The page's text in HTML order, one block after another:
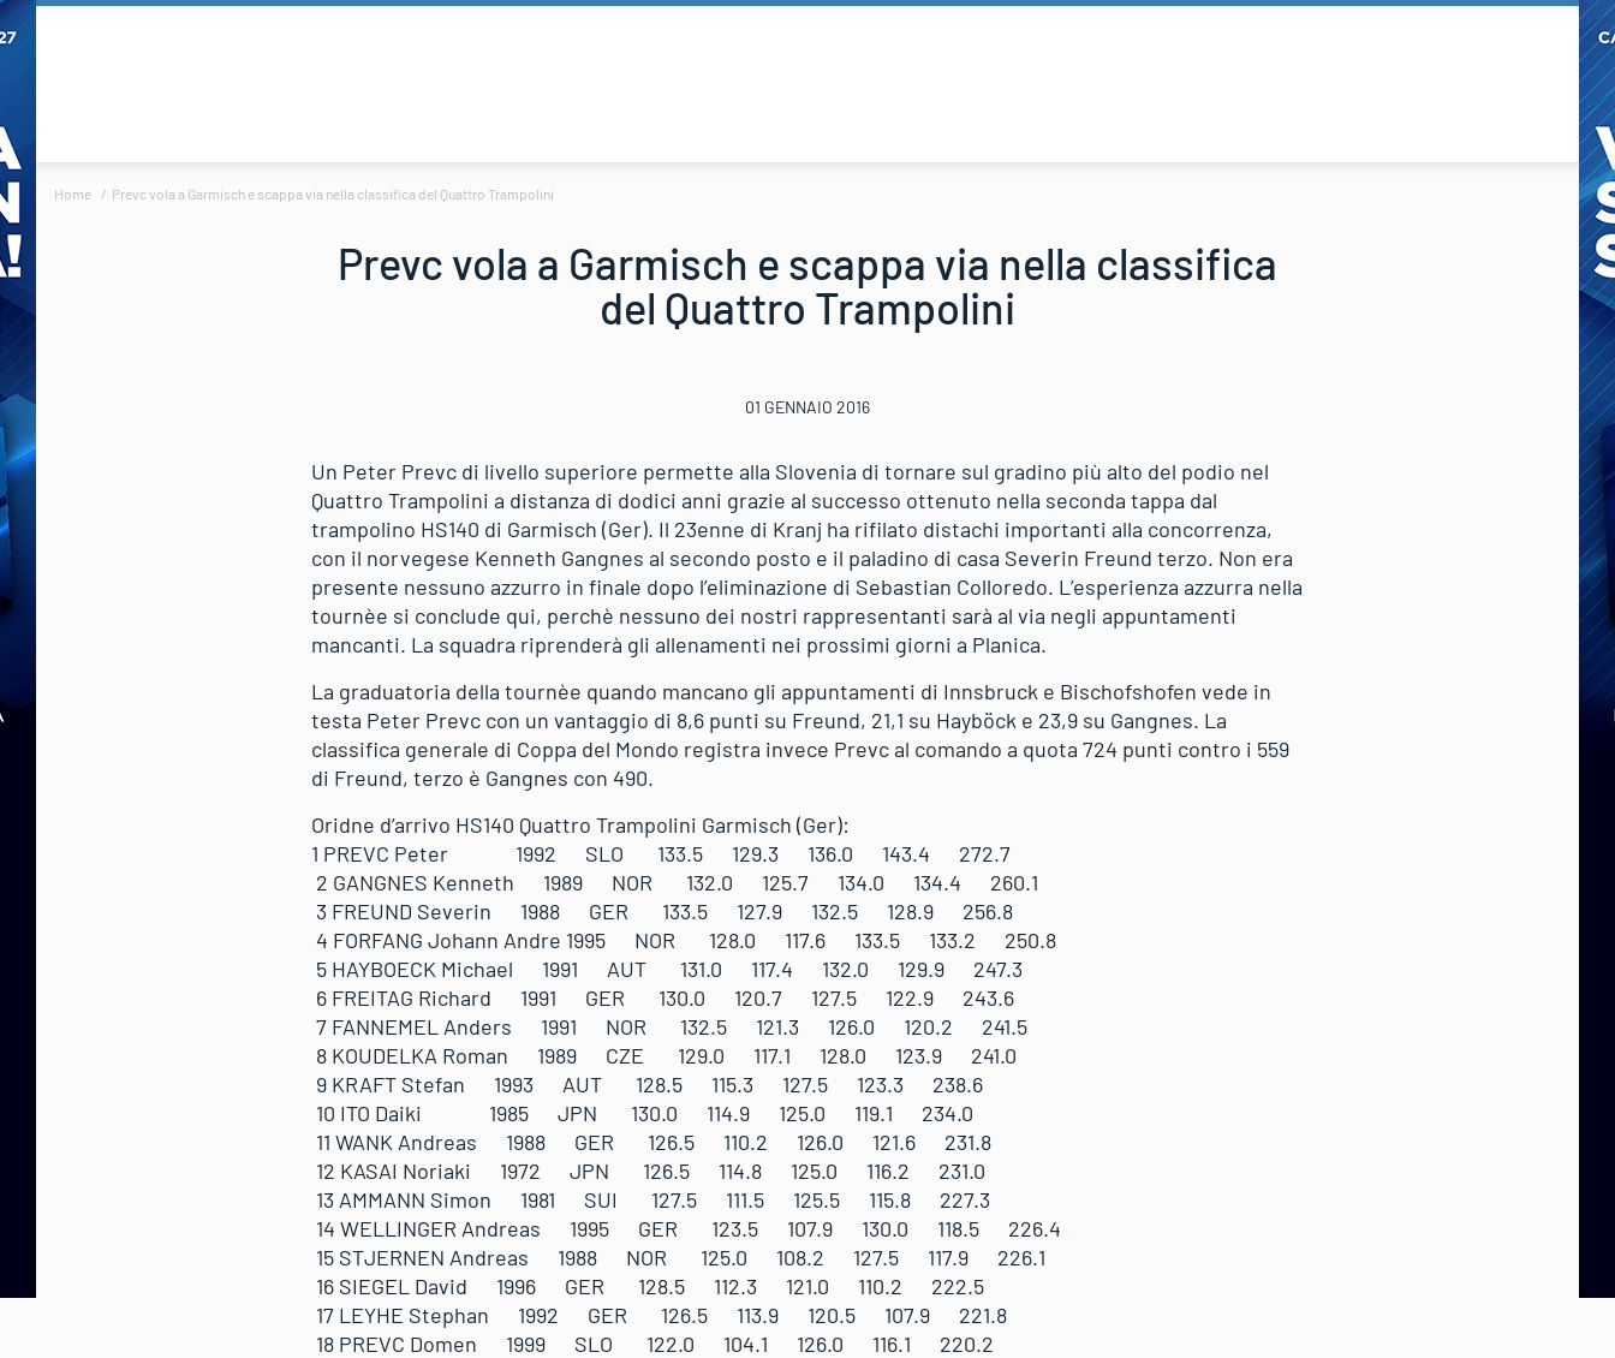
Home Prevc vola a Garmisch e scappa via nella classifica del Quattro Trampolini
Prevc vola a Garmisch e scappa via nella classifica
del Quattro Trampolini
01 GENNAIO 2016
Un Peter Prevc di livello superiore permette alla Slovenia di tornare sul gradino più alto del podio nel
Quattro Trampolini a distanza di dodici anni grazie al successo ottenuto nella seconda tappa dal
trampolino HS140 di Garmisch (Ger). Il 23enne di Kranj ha rifilato distachi importanti alla concorrenza,
con il norvegese Kenneth Gangnes al secondo posto e il paladino di casa Severin Freund terzo. Non era
presente nessuno azzurro in finale dopo l’eliminazione di Sebastian Colloredo. L’esperienza azzurra nella
tournèe si conclude qui, perchè nessuno dei nostri rappresentanti sarà al via negli appuntamenti
mancanti. La squadra riprenderà gli allenamenti nei prossimi giorni a Planica.
La graduatoria della tournèe quando mancano gli appuntamenti di Innsbruck e Bischofshofen vede in
testa Peter Prevc con un vantaggio di 8,6 punti su Freund, 21,1 su Hayböck e 23,9 su Gangnes. La
classifica generale di Coppa del Mondo registra invece Prevc al comando a quota 724 punti contro i 559
di Freund, terzo è Gangnes con 490.
Oridne d’arrivo HS140 Quattro Trampolini Garmisch (Ger):
1 PREVC Peter 1992 SLO 133.5 129.3 136.0 143.4 272.7
2 GANGNES Kenneth 1989 NOR 132.0 125.7 134.0 134.4 260.1
3 FREUND Severin 1988 GER 133.5 127.9 132.5 128.9 256.8
4 FORFANG Johann Andre 1995 NOR 128.0 117.6 133.5 133.2 250.8
5 HAYBOECK Michael 1991 AUT 131.0 117.4 132.0 129.9 247.3
6 FREITAG Richard 1991 GER 130.0 120.7 127.5 122.9 243.6
7 FANNEMEL Anders 1991 NOR 132.5 121.3 126.0 120.2 241.5
8 KOUDELKA Roman 1989 CZE 129.0 117.1 128.0 123.9 241.0
9 KRAFT Stefan 1993 AUT 128.5 115.3 127.5 123.3 238.6
10 ITO Daiki 1985 JPN 130.0 114.9 125.0 119.1 234.0
11 WANK Andreas 1988 GER 126.5 110.2 126.0 121.6 231.8
12 KASAI Noriaki 1972 JPN 126.5 114.8 125.0 116.2 231.0
13 AMMANN Simon 1981 SUI 127.5 111.5 125.5 115.8 227.3
14 WELLINGER Andreas 1995 GER 123.5 107.9 130.0 118.5 226.4
15 STJERNEN Andreas 1988 NOR 125.0 108.2 127.5 117.9 226.1
16 SIEGEL David 1996 GER 128.5 112.3 121.0 110.2 222.5
17 LEYHE Stephan 1992 GER 126.5 113.9 120.5 107.9 221.8
18 PREVC Domen 1999 SLO 122.0 104.1 126.0 116.1 220.2